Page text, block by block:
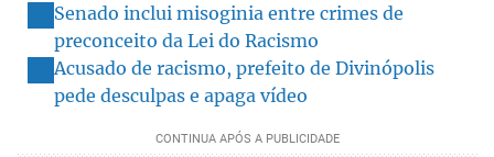
Senado inclui misoginia entre crimes de
preconceito da Lei do Racismo
Acusado de racismo, prefeito de Divinópolis
pede desculpas e apaga vídeo